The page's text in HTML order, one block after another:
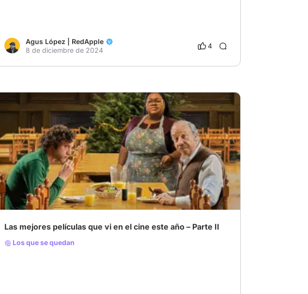
Agus López | RedApple
8 de diciembre de 2024
4
# estrenos # Estrenos 2024 # Estreno
Las mejores películas que vi en el cine este año – Parte II
Los que se quedan